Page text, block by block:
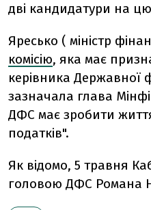
дві кандидатури на
Яресько ( міністр
комісію, яка має
керівника Державної
зазначала глава
ДФС має зробити
податків".
Як відомо, 5 травня
головою ДФС Романа